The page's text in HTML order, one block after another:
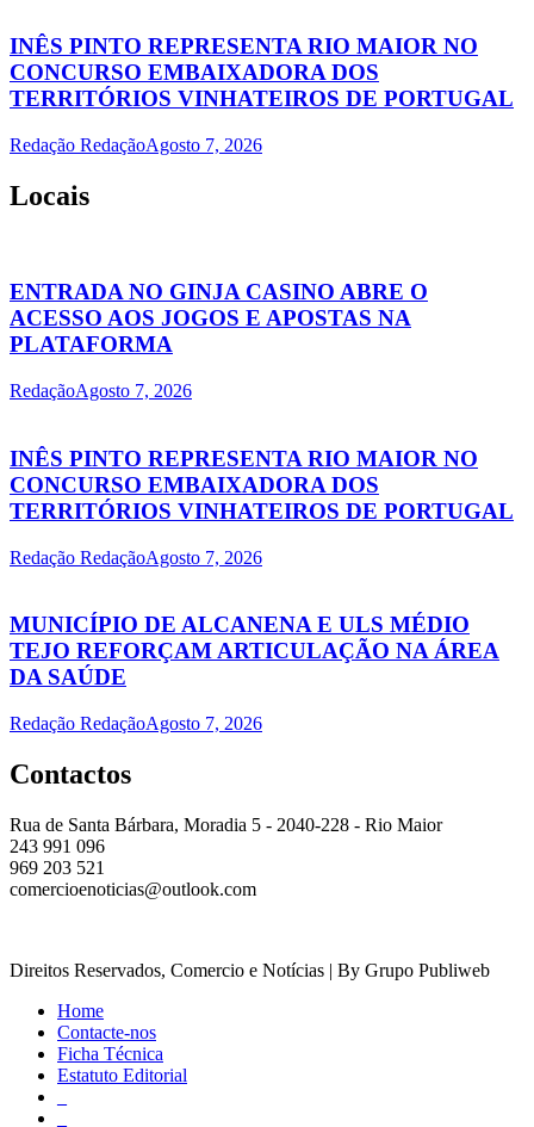
INÊS PINTO REPRESENTA RIO MAIOR NO
CONCURSO EMBAIXADORA DOS
TERRITÓRIOS VINHATEIROS DE PORTUGAL
Redação RedaçãoAgosto 7, 2026
Locais
ENTRADA NO GINJA CASINO ABRE O
ACESSO AOS JOGOS E APOSTAS NA
PLATAFORMA
RedaçãoAgosto 7, 2026
INÊS PINTO REPRESENTA RIO MAIOR NO
CONCURSO EMBAIXADORA DOS
TERRITÓRIOS VINHATEIROS DE PORTUGAL
Redação RedaçãoAgosto 7, 2026
MUNICÍPIO DE ALCANENA E ULS MÉDIO
TEJO REFORÇAM ARTICULAÇÃO NA ÁREA
DA SAÚDE
Redação RedaçãoAgosto 7, 2026
Contactos
Rua de Santa Bárbara, Moradia 5 - 2040-228 - Rio Maior
243 991 096
969 203 521
comercioenoticias@outlook.com
Direitos Reservados, Comercio e Notícias | By Grupo Publiweb
Home
Contacte-nos
Ficha Técnica
Estatuto Editorial